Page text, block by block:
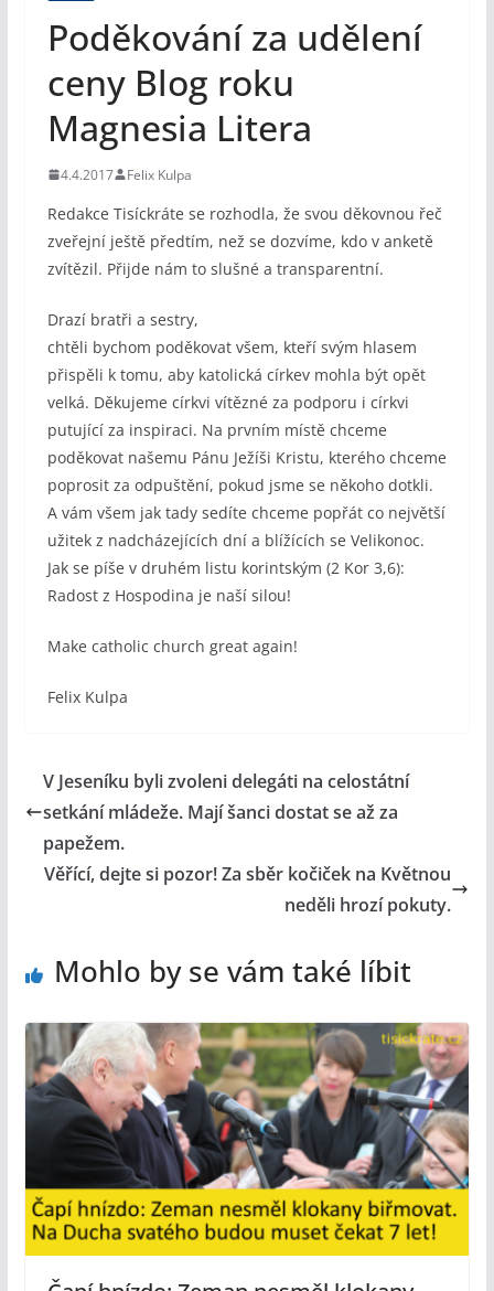
Poděkování za udělení
ceny Blog roku
Magnesia Litera
4.4.2017 Felix Kulpa
Redakce Tisíckráte se rozhodla, že svou děkovnou řeč
zveřejní ještě předtím, než se dozvíme, kdo v anketě
zvítězil. Přijde nám to slušné a transparentní.
Drazí bratři a sestry,
chtěli bychom poděkovat všem, kteří svým hlasem
přispěli k tomu, aby katolická církev mohla být opět
velká. Děkujeme církvi vítězné za podporu i církvi
putující za inspiraci. Na prvním místě chceme
poděkovat našemu Pánu Ježíši Kristu, kterého chceme
poprosit za odpuštění, pokud jsme se někoho dotkli.
A vám všem jak tady sedíte chceme popřát co největší
užitek z nadcházejících dní a blížících se Velikonoc.
Jak se píše v druhém listu korintským (2 Kor 3,6):
Radost z Hospodina je naší silou!
Make catholic church great again!
Felix Kulpa
V Jeseníku byli zvoleni delegáti na celostátní
setkání mládeže. Mají šanci dostat se až za
papežem.
Věřící, dejte si pozor! Za sběr kočiček na Květnou
neděli hrozí pokuty.
Mohlo by se vám také líbit